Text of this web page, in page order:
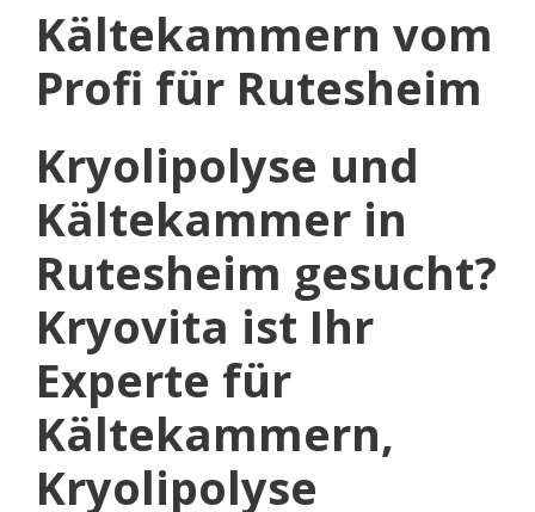
Kältekammern vom
Profi für Rutesheim
Kryolipolyse und
Kältekammer in
Rutesheim gesucht?
Kryovita ist Ihr
Experte für
Kältekammern,
Kryolipolyse